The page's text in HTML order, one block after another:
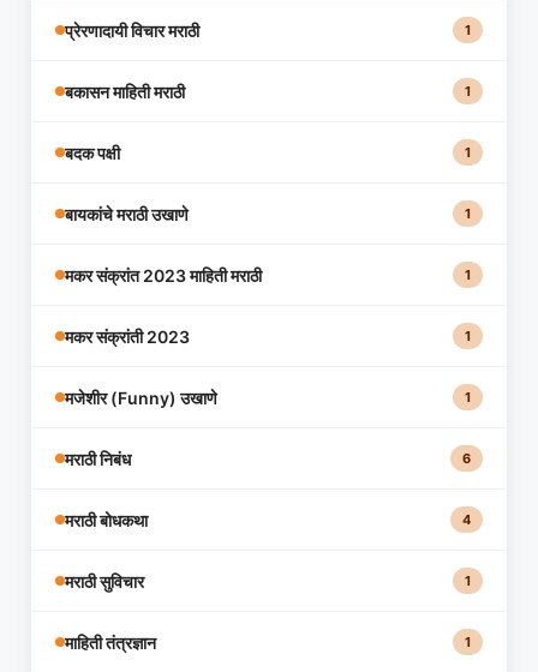
प्रेरणादायी विचार मराठी 1
बकासन माहिती मराठी 1
बदक पक्षी 1
बायकांचे मराठी उखाणे 1
मकर संक्रांत 2023 माहिती मराठी 1
मकर संक्रांती 2023 1
मजेशीर (Funny) उखाणे 1
मराठी निबंध 6
मराठी बोधकथा 4
मराठी सुविचार 1
माहिती तंत्रज्ञान 1